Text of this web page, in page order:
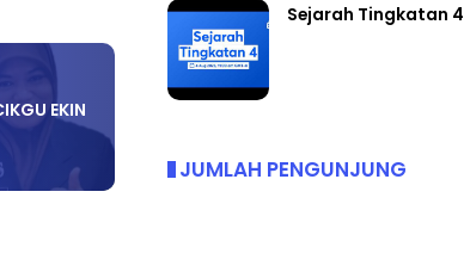
EKIN
Sejarah Tingkatan 4
JUMLAH PENGUNJUNG